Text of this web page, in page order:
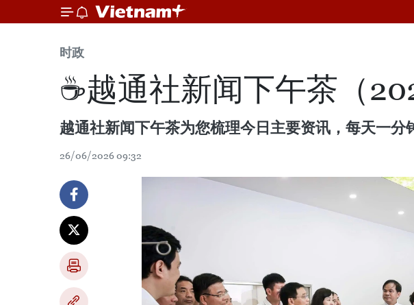
时政
☕️越通社新闻下午茶（
越通社新闻下午茶为您梳理今日主要资讯，每天一分
26/06/2026 09:32